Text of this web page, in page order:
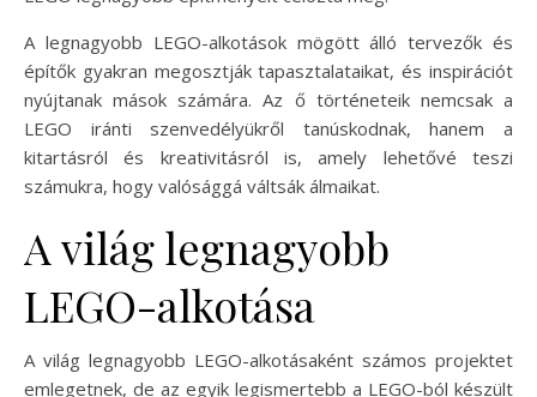
A legnagyobb LEGO-alkotások mögött álló tervezők és
építők gyakran megosztják tapasztalataikat, és inspirációt
nyújtanak mások számára. Az ő történeteik nemcsak a
LEGO iránti szenvedélyükről tanúskodnak, hanem a
kitartásról és kreativitásról is, amely lehetővé teszi
számukra, hogy valósággá váltsák álmaikat.
A világ legnagyobb
LEGO-alkotása
A világ legnagyobb LEGO-alkotásaként számos projektet
emlegetnek, de az egyik legismertebb a LEGO-ból készült